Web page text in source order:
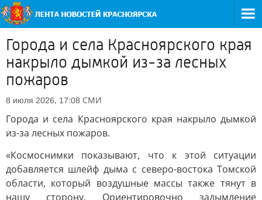
Города и села Красноярского края
накрыло дымкой из-за лесных
пожаров
8 июля 2026, 17:08 СМИ
Города и села Красноярского края накрыло дымкой
из-за лесных пожаров.
«Космоснимки показывают, что к этой ситуации
добавляется шлейф дыма с северо-востока Томской
области, который воздушные массы также тянут в
нашу сторону. Ориентировочно задымление